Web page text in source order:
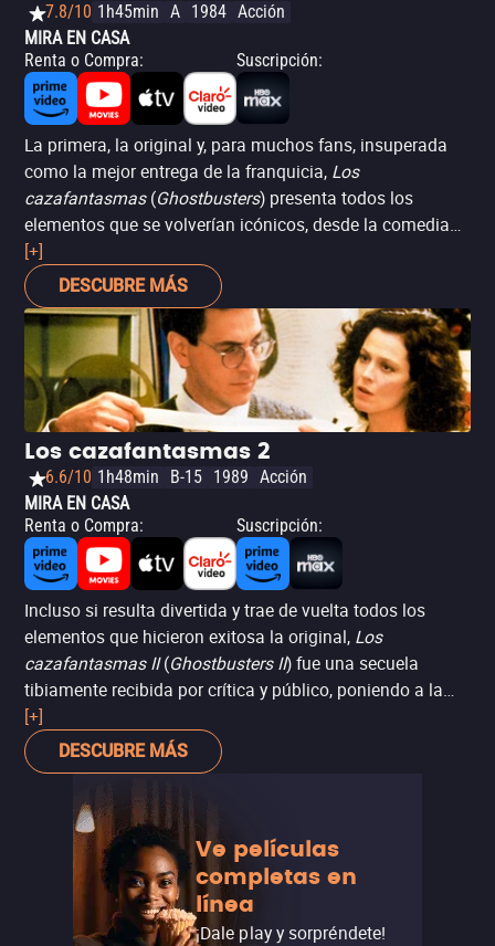
7.8/10 1h45min A 1984 Acción
MIRA EN CASA
Renta o Compra: Suscripción:
La primera, la original y, para muchos fans, insuperada
como la mejor entrega de la franquicia, Los
cazafantasmas(Ghostbusters) presenta todos los
elementos que se volverían icónicos, desde la comedia
del cuarteto original (interpretado por Bill Murray, Dan
Aykroyd, Harold Ramis y Ernie Hudson) a la “ciencia”
detrás de los fantasmas, las mochilas de protones, un
pastelito usado como metáfora para explicar el
Apocalipsis y, claro, una imagen instantáneamente
legendaria de cierta mascota de malvavisco aplastando
Nueva York. Un clásico ochentero esencial.
[+]
DESCUBRE MÁS
Los cazafantasmas 2
6.6/10 1h48min B-15 1989 Acción
MIRA EN CASA
Renta o Compra: Suscripción:
Incluso si resulta divertida y trae de vuelta todos los
elementos que hicieron exitosa la original, Los
cazafantasmas II(Ghostbusters II) fue una secuela
tibiamente recibida por crítica y público, poniendo a la
saga en una pausa de casi 30 años. Sin embargo,
quienes gustaron de la original disfrutarán ver los
mismos elementos, en una historia que ve a los héroes
de que pierden la reputación que habían ganado por
salvar a Nueva York.
[+]
DESCUBRE MÁS
Ve películas
completas en
línea
¡Dale play y sorpréndete!